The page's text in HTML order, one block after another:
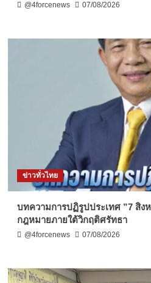
@4forcenews 07/08/2026
ข่าวทั่วไทย
บทความการปฏิรูปประเทศ ”7 สิง
กฎหมายภายใต้วิกฤติศรัทธา
@4forcenews 07/08/2026